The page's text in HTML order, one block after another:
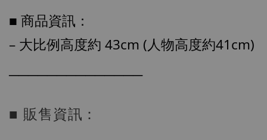
NT$ 4,280
NT$ 5,580
■ 商品資訊：
– 大比例高度約 43cm (人物高度約41cm)
──────────────
■ 販售資訊：